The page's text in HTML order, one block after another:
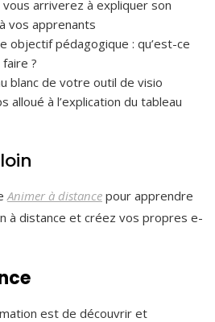
vous arriverez à expliquer son
vos apprenants
objectif pédagogique : qu’est-ce
?
blanc de votre outil de visio
alloué à l’explication du tableau
Animer à distance pour apprendre
à distance et créez vos propres e-
est de découvrir et